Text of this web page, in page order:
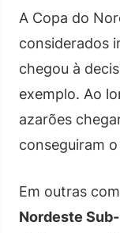
A Copa do
considerados
chegou à
exemplo. Ao
azarões
conseguiram
Em outras
Nordeste